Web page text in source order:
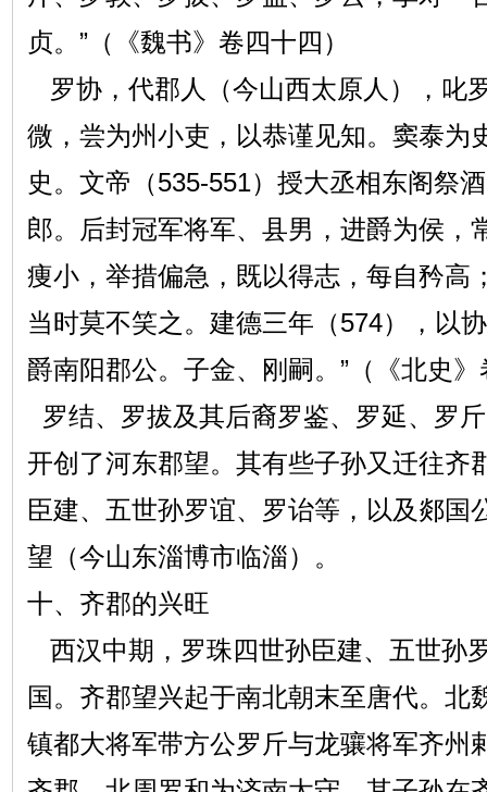
贞。”（《魏书》卷四十四）
罗协，代郡人（今山西太原人），叱
微，尝为州小吏，以恭谨见知。窦泰为
史。文帝（535-551）授大丞相东阁祭
郎。后封冠军将军、县男，进爵为侯
痩小，举措偏急，既以得志，每自矜高
当时莫不笑之。建德三年（574），以
爵南阳郡公。子金、刚嗣。”（《北史
罗结、罗拔及其后裔罗鉴、罗延、罗
开创了河东郡望。其有些子孙又迁往齐
臣建、五世孙罗谊、罗诒等，以及郯国
望（今山东淄博市临淄）。
十、齐郡的兴旺
西汉中期，罗珠四世孙臣建、五世孙
国。齐郡望兴起于南北朝末至唐代。北
镇都大将军带方公罗斤与龙骧将军齐州